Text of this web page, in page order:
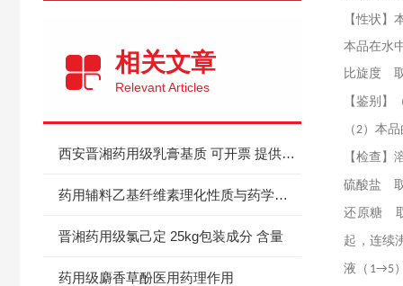
相关文章
Relevant Articles
西安晋湘药用级乳膏基质 可开票 提供资质
药用辅料乙基纤维素理化性质与药学特性
晋湘药用级氯己定 25kg包装成分 含量
药用级麝香草酚医用药理作用
【性状
本品在水
比旋度
【鉴别】
（2）本
【检查
硫酸盐
还原糖
起，连续
液（ 1→5